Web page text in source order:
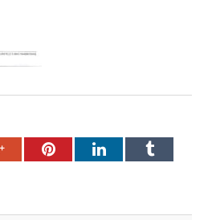
Google+PinterestLinkedInTumblr